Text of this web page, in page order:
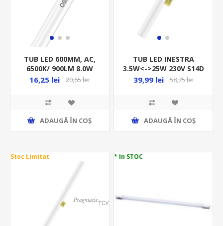
TUB LED 600MM, AC,
6500K/ 900LM 8.0W
G13/T8/1CAP AC, 220-
16,25 lei 20,65 lei
ADAUGĂ ȊN COŞ
TUB LED INESTRA
3.5W<->25W 230V S14D
2700K/260LM 300MM
39,99 lei 58,75 lei
ADAUGĂ ȊN COŞ
Stoc Limitat * In STOC